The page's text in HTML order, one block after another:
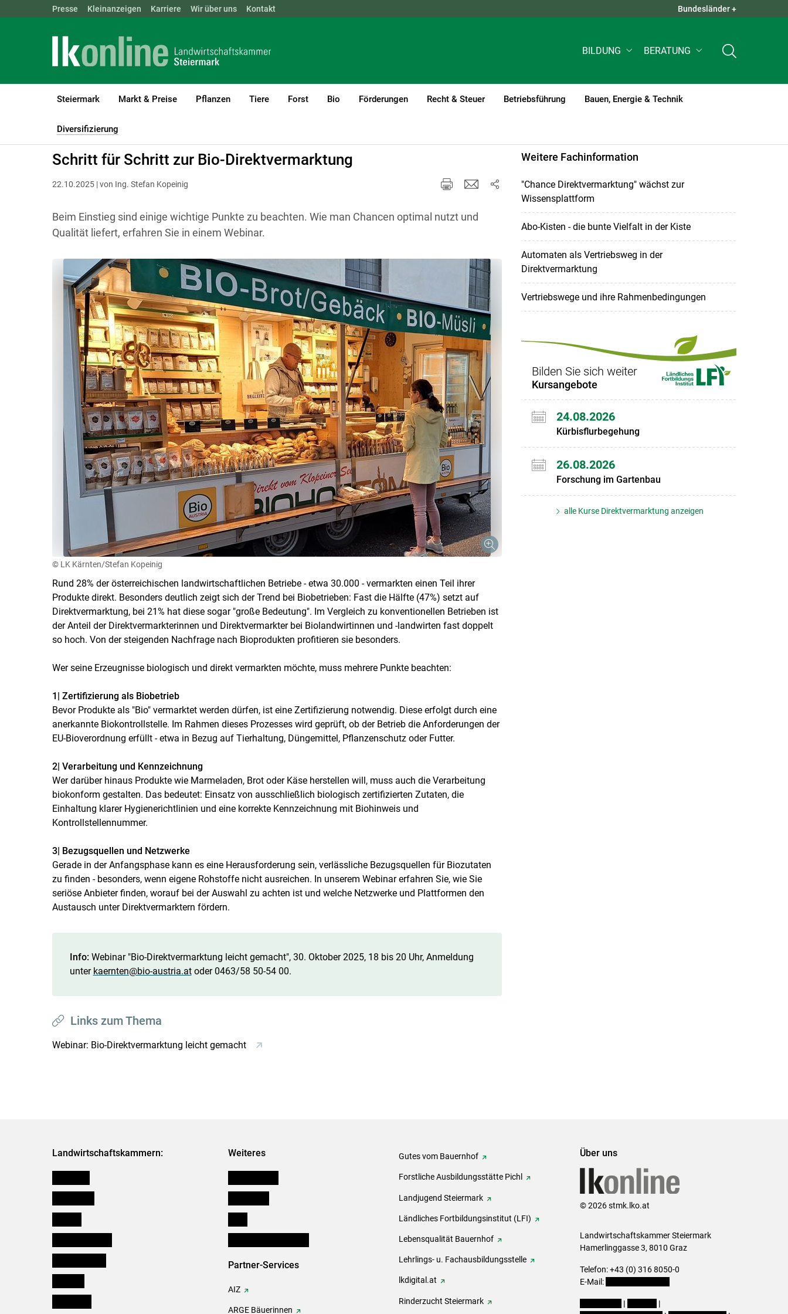
Skip to main content
Landwirtschaftskammern: ÖSTERREICH BGLD KTN NÖ QUICK LINKS +
Presse Kleinanzeigen Karriere Wir über uns Kontakt Bundesländer +
BILDUNG BERATUNG
Steiermark Markt & Preise Pflanzen Tiere Forst Bio Förderungen Recht & Steuer Betriebsführung Bauen, Energie & Technik
Diversifizierung
(current)1
LK Steiermark Diversifizierung
Schritt für Schritt zur Bio-Direktvermarktung
22.10.2025 | von Ing. Stefan Kopeinig
Beim Einstieg sind einige wichtige Punkte zu beachten. Wie man Chancen optimal nutzt und
Qualität liefert, erfahren Sie in einem Webinar.
© LK Kärnten/Stefan Kopeinig
Rund 28% der österreichischen landwirtschaftlichen Betriebe - etwa 30.000 - vermarkten einen Teil ihrer
Produkte direkt. Besonders deutlich zeigt sich der Trend bei Biobetrieben: Fast die Hälfte (47%) setzt auf
Direktvermarktung, bei 21% hat diese sogar "große Bedeutung". Im Vergleich zu konventionellen Betrieben ist
der Anteil der Direktvermarkterinnen und Direktvermarkter bei Biolandwirtinnen und -landwirten fast doppelt
so hoch. Von der steigenden Nachfrage nach Bioprodukten profitieren sie besonders.
Wer seine Erzeugnisse biologisch und direkt vermarkten möchte, muss mehrere Punkte beachten:
1| Zertifizierung als Biobetrieb
Bevor Produkte als "Bio" vermarktet werden dürfen, ist eine Zertifizierung notwendig. Diese erfolgt durch eine
anerkannte Biokontrollstelle. Im Rahmen dieses Prozesses wird geprüft, ob der Betrieb die Anforderungen der
EU-Bioverordnung erfüllt - etwa in Bezug auf Tierhaltung, Düngemittel, Pflanzenschutz oder Futter.
2| Verarbeitung und Kennzeichnung
Wer darüber hinaus Produkte wie Marmeladen, Brot oder Käse herstellen will, muss auch die Verarbeitung
biokonform gestalten. Das bedeutet: Einsatz von ausschließlich biologisch zertifizierten Zutaten, die
Einhaltung klarer Hygienericht­linien und eine korrekte Kennzeichnung mit Biohinweis und
Kontrollstellennummer.
3| Bezugsquellen und Netzwerke
Gerade in der Anfangsphase kann es eine Herausforderung sein, verlässliche Bezugsquellen für Biozutaten
zu finden - besonders, wenn eigene Rohstoffe nicht ausreichen. In unserem Webinar erfahren Sie, wie Sie
seriöse Anbieter finden, worauf bei der Auswahl zu achten ist und welche Netzwerke und Plattformen den
Austausch unter Direktvermarktern fördern.
Info: Webinar "Bio-Direktvermarktung leicht gemacht", 30. Oktober 2025, 18 bis 20 Uhr, Anmeldung
unter kaernten@bio-austria.atoder 0463/​58 50-54 00.
Links zum Thema
Webinar: Bio-Direktvermarktung leicht gemacht
Weitere Fachinformation
"Chance Direktvermarktung" wächst zur
Wissensplattform
Abo-Kisten - die bunte Vielfalt in der Kiste
Automaten als Vertriebsweg in der
Direktvermarktung
Vertriebswege und ihre Rahmenbedingungen
Bilden Sie sich weiter
Kursangebote
24.08.2026
Kürbisflurbegehung
26.08.2026
Forschung im Gartenbau
alle Kurse Direktvermarktung anzeigen
Landwirtschaftskammern: Weiteres
Partner-Services
AIZ
ARGE Bäuerinnen
Gutes vom Bauernhof
Forstliche Ausbildungsstätte Pichl
Landjugend Steiermark
Ländliches Fortbildungsinstitut (LFI)
Lebensqualität Bauernhof
Lehrlings- u. Fachausbildungsstelle
lkdigital.at
Rinderzucht Steiermark
Über uns
© 2026 stmk.lko.at
Landwirtschaftskammer Steiermark
Hamerlinggasse 3, 8010 Graz
Telefon: +43 (0) 316 8050-0
E-Mail:
|
|